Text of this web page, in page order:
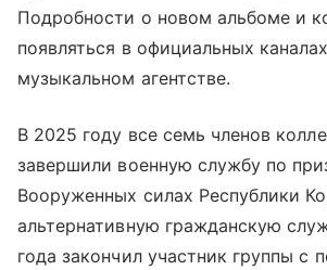
Подробности о новом альбоме и
появляться в официальных
музыкальном агентстве.
В 2025 году все семь членов
завершили военную службу по
Вооруженных силах Республики
альтернативную гражданскую
года закончил участник группы с